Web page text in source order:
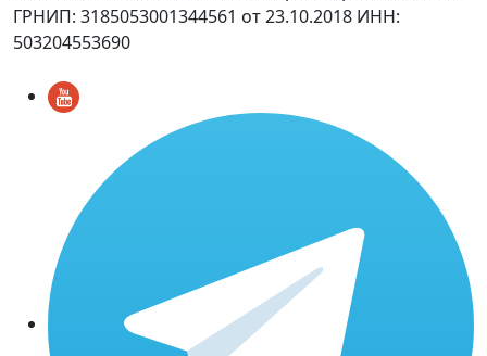
ГРНИП: 3185053001344561 от 23.10.2018 ИНН:
503204553690